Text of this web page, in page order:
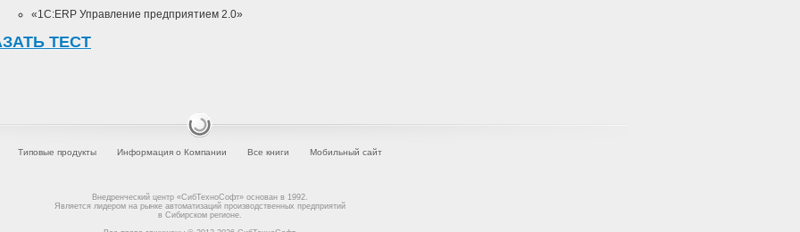
«1С:ERP Управление предприятием 2.0»
ТЕСТ
Типовые продукты Информация о Компании Все книги Мобильный сайт
Внедренческий центр «СибТехноСофт» основан в 1992.
Является лидером на рынке автоматизаций производственных предприятий
в Сибирском регионе.